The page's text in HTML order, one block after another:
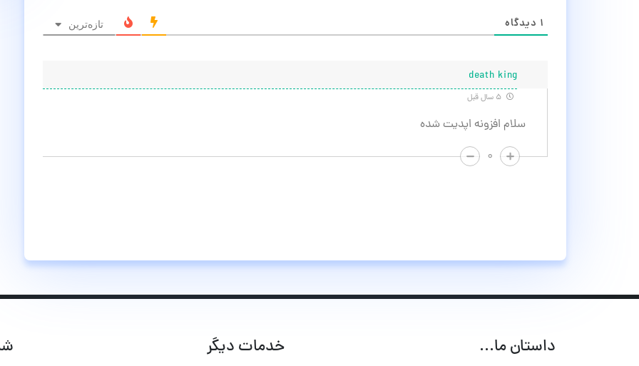
۱ دیدگاه تازه‌ترین
death king
سلام افزونه اپدیت شده
۰
داستان ما... خدمات دیگر